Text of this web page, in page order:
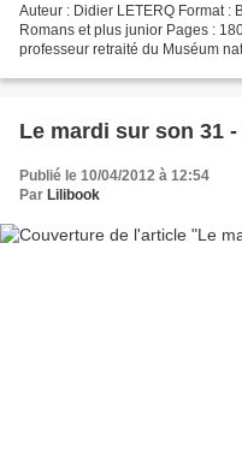
Auteur : Didier LETERQ Format :
Romans et plus junior Pages :
professeur retraité du Muséum
Le mardi sur son 31 -
Publié le 10/04/2012 à 12:54
Par Lilibook